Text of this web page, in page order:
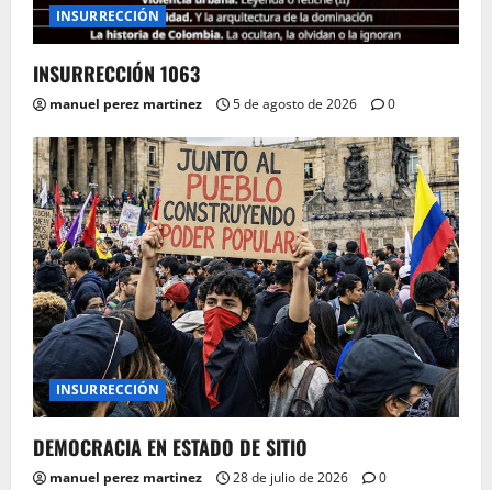
INSURRECCIÓN
INSURRECCIÓN 1063
manuel perez martinez 5 de agosto de 2026 0
INSURRECCIÓN
DEMOCRACIA EN ESTADO DE SITIO
manuel perez martinez 28 de julio de 2026 0